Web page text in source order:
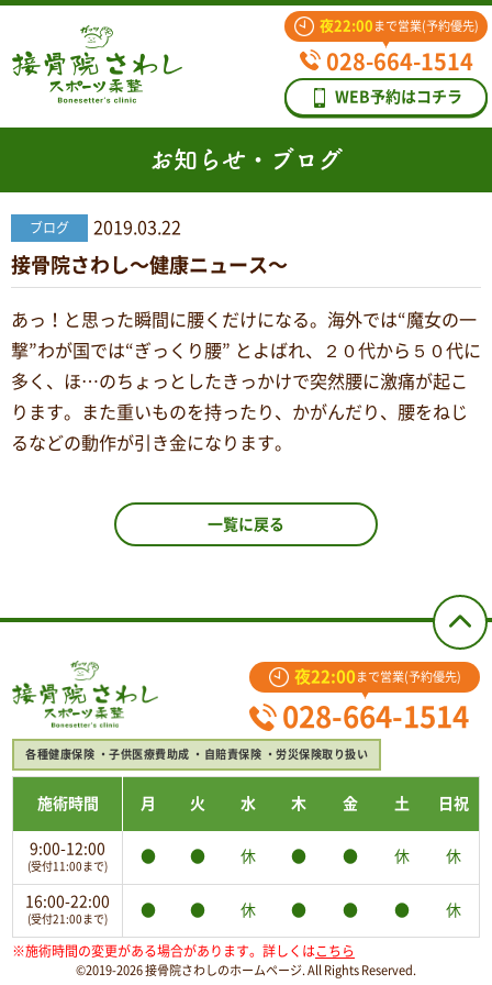
夜22:00 まで営業(予約優先)
028-664-1514
WEB予約はコチラ
お知らせ・ブログ
ブログ 2019.03.22
接骨院さわし〜健康ニュース〜
あっ！と思った瞬間に腰くだけになる。海外では“魔女の一
撃”わが国では“ぎっくり腰” とよばれ、２０代から５０代に
多く、ほ…のちょっとしたきっかけで突然腰に激痛が起こ
ります。また重いものを持ったり、かがんだり、腰をねじ
るなどの動作が引き金になります。
一覧に戻る
夜22:00 まで営業(予約優先)
028-664-1514
各種健康保険 子供医療費助成 自賠責保険 労災保険取り扱い
施術時間 月 火 水 木 金 土 日祝
9:00-12:00
(受付11:00まで)
● ● 休 ● ● 休 休
16:00-22:00
(受付21:00まで)
● ● 休 ● ● ● 休
※施術時間の変更がある場合があります。詳しくは こちら
©2019-2026 接骨院さわしのホームページ. All Rights Reserved.